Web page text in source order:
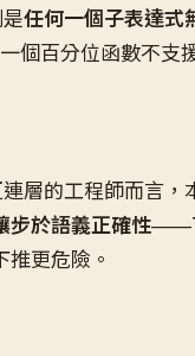
任何一個子表達式
個百分位函數不支
層的工程師而言，
步於語義正確性——
更危險。